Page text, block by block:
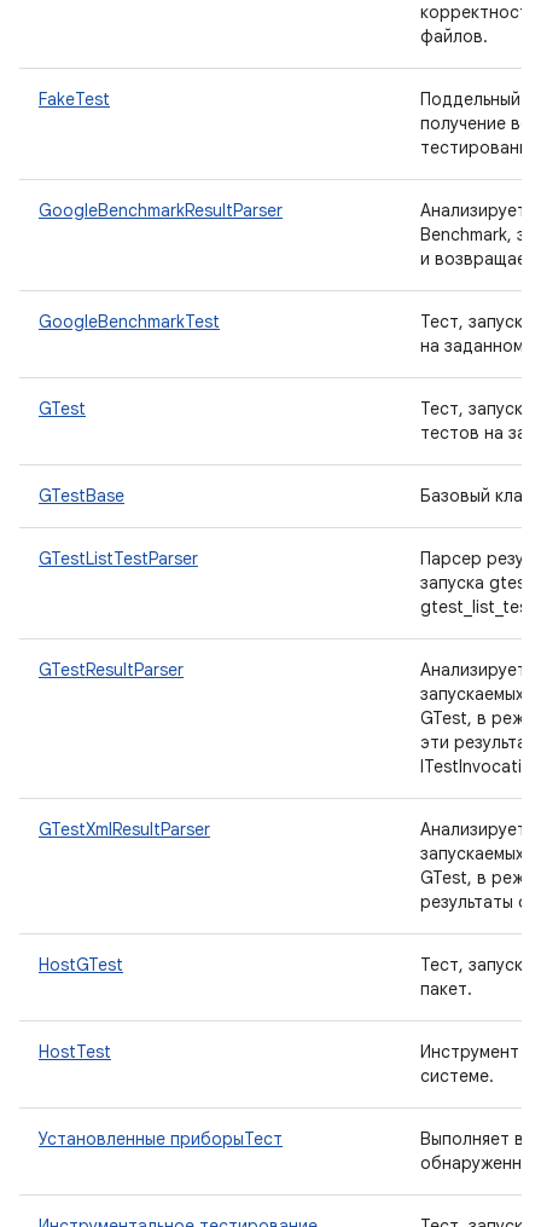
файлов.
FakeTest
Поддельный
получение
тестирования.
GoogleBenchmarkResultParser
Анализирует
Benchmark,
и возвращает
GoogleBenchmarkTest
Тест,
на заданном
GTest
Тест,
тестов на
GTestBase Базовый
GTestListTestParser
Парсер
запуска
GTestResultParser
Анализирует
запускаемых
GTest, в
эти
GTestXmlResultParser
Анализирует
запускаемых
GTest, в
результаты
HostGTest
Тест,
пакет.
HostTest
Инструмент
системе.
Установленные приборыТест
Выполняет